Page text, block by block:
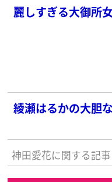
麗しすぎる大御所
綾瀬はるかの大胆
神田愛花に関する記事